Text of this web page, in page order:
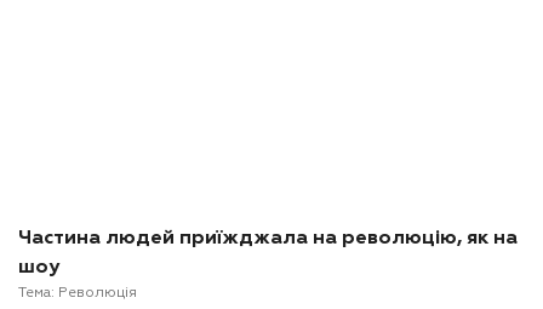
Частина людей приїжджала на революцію, як на
шоу
Тема: Революція